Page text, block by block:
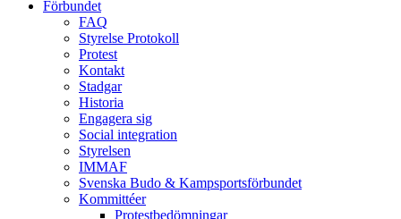
Förbundet
FAQ
Styrelse Protokoll
Protest
Kontakt
Stadgar
Historia
Engagera sig
Social integration
Styrelsen
IMMAF
Svenska Budo & Kampsportsförbundet
Kommittéer
Protestbedömningar